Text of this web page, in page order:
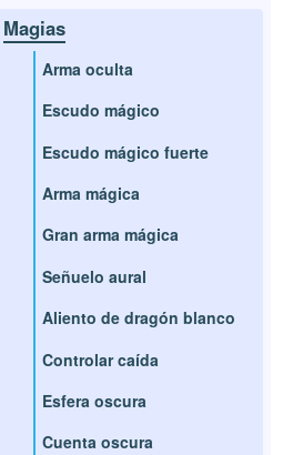
Magias
Arma oculta
Escudo mágico
Escudo mágico fuerte
Arma mágica
Gran arma mágica
Señuelo aural
Aliento de dragón blanco
Controlar caída
Esfera oscura
Cuenta oscura